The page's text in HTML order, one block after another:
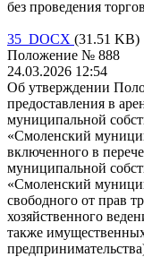
без проведения
35 DOCX (31.51 KB)
Положение № 888
24.03.2026 12:54
Об утверждении
предоставления в
муниципальной
«Смоленский
включенного в
муниципальной
«Смоленский
свободного от прав
хозяйственного
также